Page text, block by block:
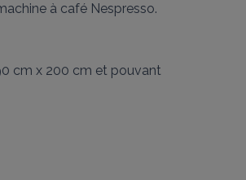
à café Nespresso.
cm x 200 cm et pouvant